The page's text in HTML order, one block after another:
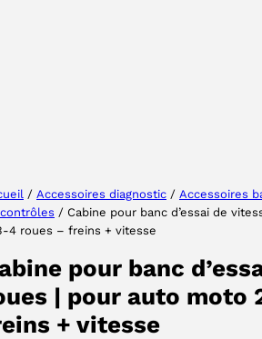
/ Accessoires diagnostic / Accessoires
/ Cabine pour banc d’essai de
4 roues – freins + vitesse
pour banc
| pour auto moto
+ vitesse